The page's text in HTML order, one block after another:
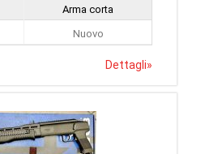
Arma corta
Nuovo
Dettagli»